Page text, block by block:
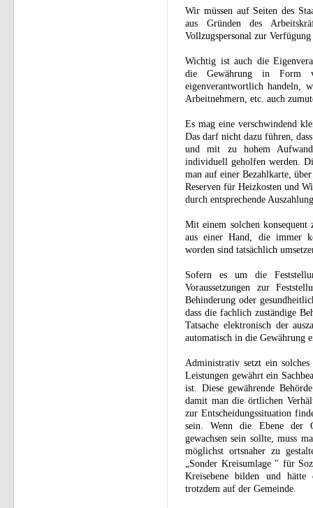
Wir müssen auf Seiten des
aus Gründen des
Vollzugspersonal zur Verfügung
Wichtig ist auch die
die Gewährung in Form
eigenverantwortlich handeln,
Arbeitnehmern, etc. auch
Es mag eine verschwindend
Das darf nicht dazu führen,
und mit zu hohem
individuell geholfen werden.
man auf einer Bezahlkarte,
Reserven für Heizkosten und
durch entsprechende
Mit einem solchen
aus einer Hand, die immer
worden sind tatsächlich
Sofern es um die
Voraussetzungen zur
Behinderung oder
dass die fachlich zuständige
Tatsache elektronisch der
automatisch in die Gewährung
Administrativ setzt ein solches
Leistungen gewährt ein
ist. Diese gewährende
damit man die örtlichen
zur Entscheidungssituation
sein. Wenn die Ebene der
gewachsen sein sollte, muss
möglichst ortsnaher zu
„Sonder Kreisumlage " für
Kreisebene bilden und
trotzdem auf der Gemeinde.